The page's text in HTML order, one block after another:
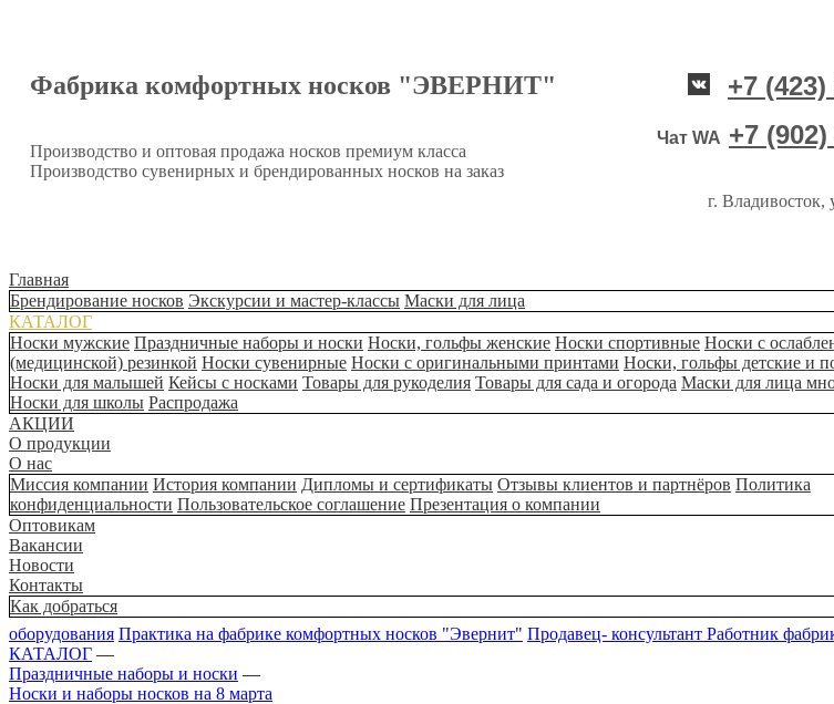
Фабрика комфортных носков "ЭВЕРНИТ"
Производство и оптовая продажа носков премиум класса
Производство сувенирных и брендированных носков на заказ
+7 (423)
Чат WA +7
г. Владивосток,
Главная
Брендирование носков Экскурсии и мастер-классы Маски для лица
КАТАЛОГ
Носки мужские Праздничные наборы и носки Носки, гольфы женские Носки спортивные Носки с
(медицинской) резинкой Носки сувенирные Носки с оригинальными принтами Носки, гольфы детские и
Носки для малышей Кейсы с носками Товары для рукоделия Товары для сада и огорода Маски для лица
Носки для школы Распродажа
АКЦИИ
О продукции
О нас
Миссия компании История компании Дипломы и сертификаты Отзывы клиентов и партнёров Политика
конфиденциальности Пользовательское соглашение Презентация о компании
Оптовикам
Вакансии
Новости
Контакты
Как добраться
оборудования Практика на фабрике комфортных носков "Эвернит" Продавец- консультант Работник
КАТАЛОГ —
Праздничные наборы и носки —
Носки и наборы носков на 8 марта